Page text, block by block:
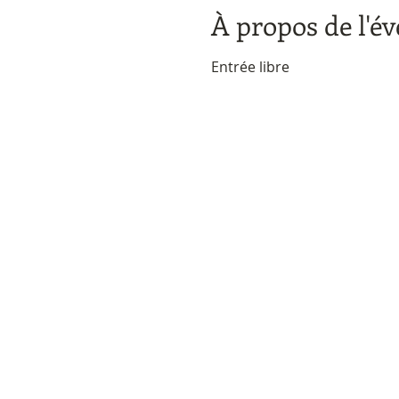
À propos de
Entrée libre